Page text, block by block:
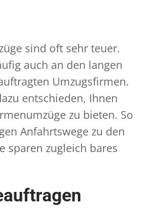
sind oft sehr teuer.
auch an den langen
Umzugsfirmen.
entschieden, Ihnen
zu bieten. So
Anfahrtswege zu den
sparen zugleich bares